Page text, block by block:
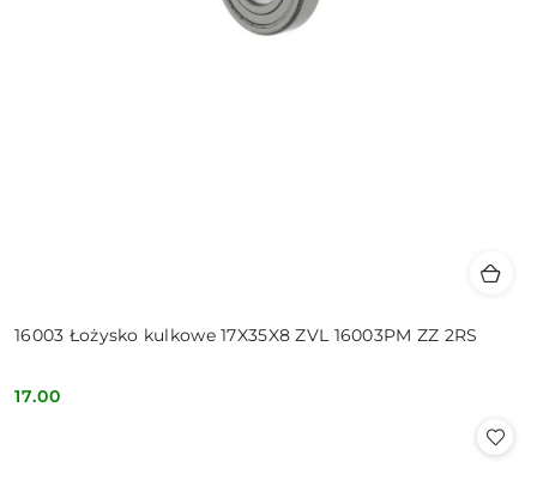
16003 Łożysko kulkowe 17X35X8 ZVL 16003PM ZZ 2RS
Cena:
17.00